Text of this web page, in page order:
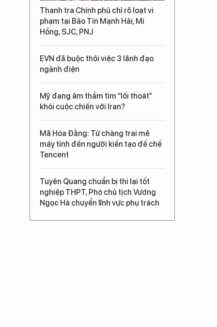
Thanh tra Chính phủ chỉ rõ loạt vi
phạm tại Bảo Tín Mạnh Hải, Mi
Hồng, SJC, PNJ
EVN đã buộc thôi việc 3 lãnh đạo
ngành điện
Mỹ đang âm thầm tìm “lối thoát”
khỏi cuộc chiến với Iran?
Mã Hóa Đằng: Từ chàng trai mê
máy tính đến người kiến tạo đế chế
Tencent
Tuyên Quang chuẩn bị thi lại tốt
nghiệp THPT, Phó chủ tịch Vương
Ngọc Hà chuyển lĩnh vực phụ trách